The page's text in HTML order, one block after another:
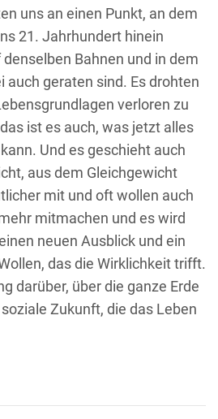
uns an einen Punkt, an dem
21. Jahrhundert hinein
Bahnen und in dem
auch geraten sind. Es drohten
verloren zu
ist es auch, was jetzt alles
Und es geschieht auch
aus dem Gleichgewicht
mit und oft wollen auch
mitmachen und es wird
neuen Ausblick und ein
das die Wirklichkeit trifft.
darüber, über die ganze Erde
Zukunft, die das Leben